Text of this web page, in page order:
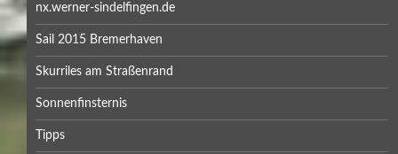
nx.werner-sindelfingen.de
Sail 2015 Bremerhaven
Skurriles am Straßenrand
Sonnenfinsternis
Tipps